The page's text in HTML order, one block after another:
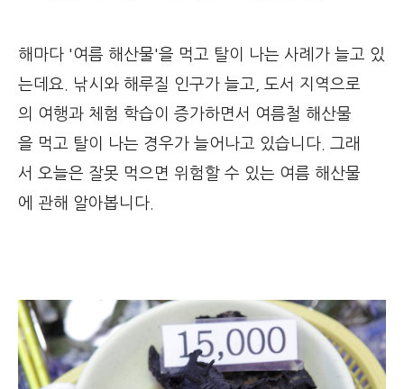
해마다 '여름 해산물'을 먹고 탈이 나는 사례가 늘고 있
는데요. 낚시와 해루질 인구가 늘고, 도서 지역으로
의 여행과 체험 학습이 증가하면서 여름철 해산물
을 먹고 탈이 나는 경우가 늘어나고 있습니다. 그래
서 오늘은 잘못 먹으면 위험할 수 있는 여름 해산물
에 관해 알아봅니다.